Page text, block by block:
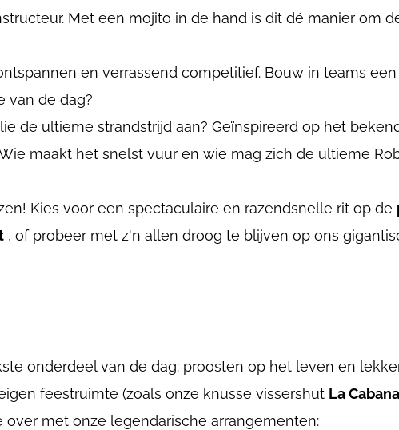
Met een mojito in de hand is dit dé manier om
en verrassend competitief. Bouw in teams
van de dag?
de ultieme strandstrijd aan? Geïnspireerd op het
maakt het snelst vuur en wie mag zich de ultieme
Kies voor een spectaculaire en razendsnelle rit op de
, of probeer met z'n allen droog te blijven op ons
onderdeel van de dag: proosten op het leven en
feestruimte (zoals onze knusse vissershut La Cabana
met onze legendarische arrangementen: